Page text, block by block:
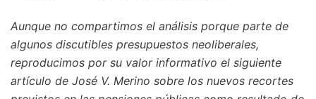
Aunque no compartimos el análisis porque parte de
algunos discutibles presupuestos neoliberales,
reproducimos por su valor informativo el siguiente
artículo de José V. Merino sobre los nuevos recortes